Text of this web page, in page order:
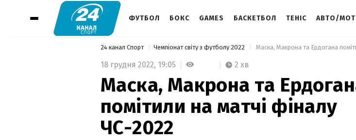
ФУТБОЛ БОКС GAMES БАСКЕТБОЛ ТЕНІС АВТО/
24 канал Спорт Чемпіонат світу з футболу 2022
18 грудня 2022, 19:05 2 хв
Маска, Макрона та
помітили на матчі фіналу
ЧС-2022